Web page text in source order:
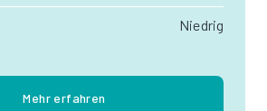
Niedrig
Mehr erfahren